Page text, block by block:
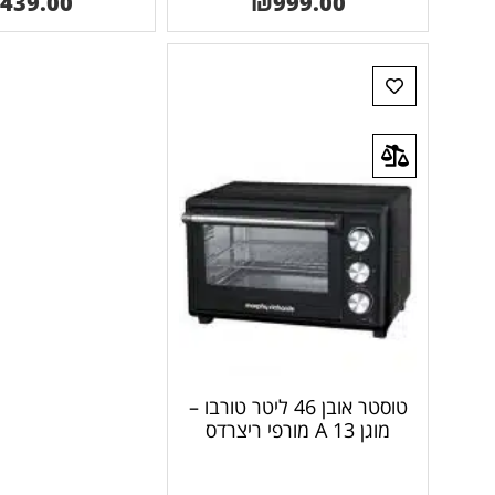
טוסטר אובן 46 ליטר טורבו –
מוגן 13 A מורפי ריצרדס